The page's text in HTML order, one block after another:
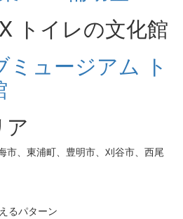
トイレの文化館
市、東浦町、豊明市、刈谷市、西尾